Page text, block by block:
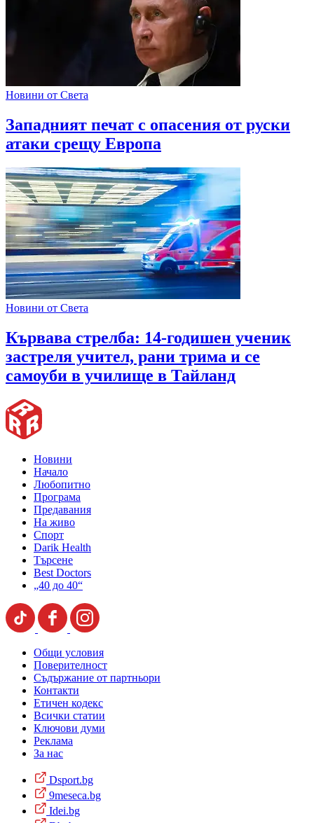
Новини от Света
Западният печат с опасения от руски
атаки срещу Европа
Новини от Света
Кървава стрелба: 14-годишен ученик
застреля учител, рани трима и се
самоуби в училище в Тайланд
Новини
Начало
Любопитно
Програма
Предавания
На живо
Спорт
Darik Health
Търсене
Best Doctors
„40 до 40“
Общи условия
Поверителност
Съдържание от партньори
Контакти
Етичен кодекс
Всички статии
Ключови думи
Реклама
За нас
Dsport.bg
9meseca.bg
Idei.bg